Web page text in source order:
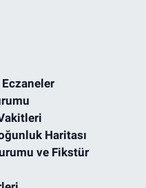
Haritası
ve Fikstür